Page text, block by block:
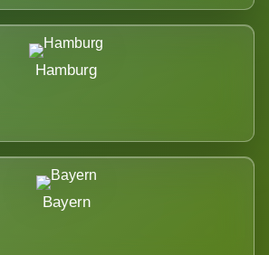
Hamburg
Bayern